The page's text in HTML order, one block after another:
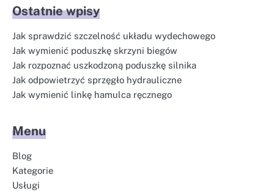
Ostatnie wpisy
Jak sprawdzić szczelność układu wydechowego
Jak wymienić poduszkę skrzyni biegów
Jak rozpoznać uszkodzoną poduszkę silnika
Jak odpowietrzyć sprzęgło hydrauliczne
Jak wymienić linkę hamulca ręcznego
Menu
Blog
Kategorie
Usługi